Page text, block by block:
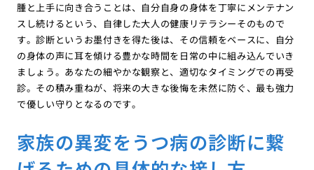
腫と上手に向き合うことは、自分自身の身体を丁寧にメンテナン
スし続けるという、自律した大人の健康リテラシーそのもので
す。診断というお墨付きを得た後は、その信頼をベースに、自分
の身体の声に耳を傾ける豊かな時間を日常の中に組み込んでいき
ましょう。あなたの細やかな観察と、適切なタイミングでの再受
診。その積み重ねが、将来の大きな後悔を未然に防ぐ、最も強力
で優しい守りとなるのです。
家族の異変をうつ病の診断に繋